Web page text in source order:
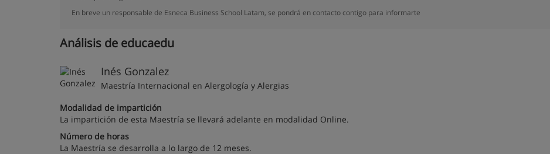
En breve un responsable de Esneca Business School Latam, se pondrá en contacto contigo para informarte
Análisis de educaedu
Inés Gonzalez
Maestría Internacional en Alergología y Alergias
Modalidad de impartición
La impartición de esta Maestría se llevará adelante en modalidad Online.
Número de horas
La Maestría se desarrolla a lo largo de 12 meses.